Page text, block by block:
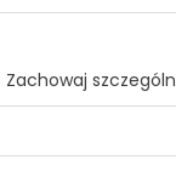
Zachowaj